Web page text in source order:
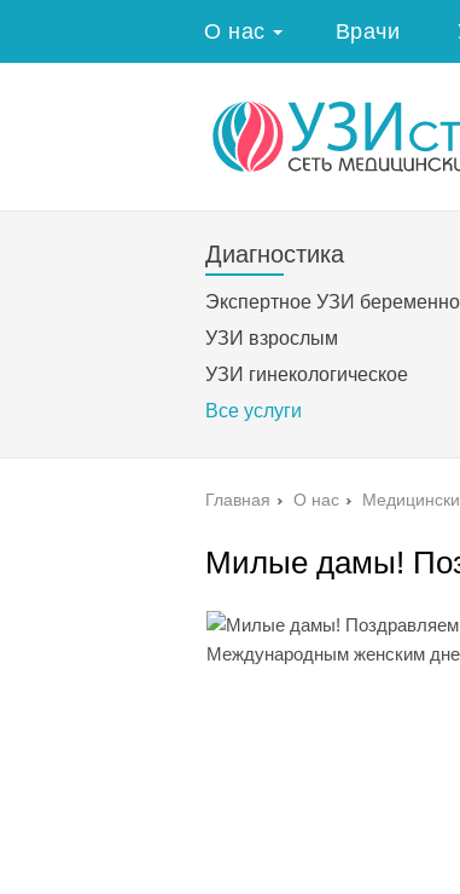
О нас Врачи
Диагностика
Экспертное УЗИ
УЗИ взрослым
УЗИ гинекологическое
Все услуги
Главная › О нас ›
Милые дамы!